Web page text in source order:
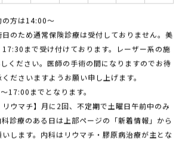
方は14:00〜
のため通常保険診療は受付しておりません。美
まで受け付けております。レーザー系の施
ください。医師の手術の間になりますのでお待
ださいますようお願い申し上げます。
17:00までとなります。
ウマチ】月に2回、不定期で土曜日午前中のみ
診療のある日は上部ページの「新着情報」から
します。内科はリウマチ・膠原病治療が主とな